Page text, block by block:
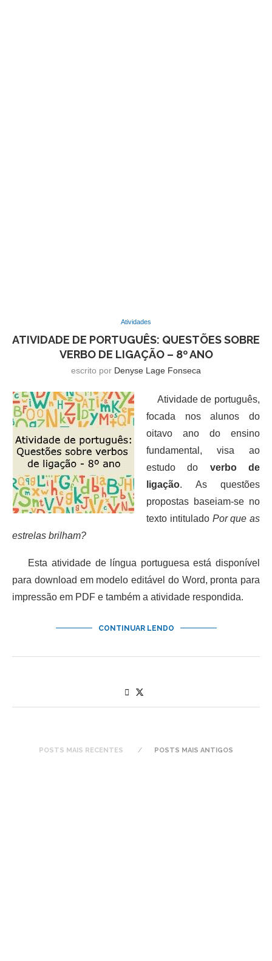
Atividades
ATIVIDADE DE PORTUGUÊS: QUESTÕES SOBRE
VERBO DE LIGAÇÃO – 8º ANO
escrito por Denyse Lage Fonseca
Atividade de português,
focada nos alunos do
oitavo ano do ensino
fundamental, visa ao
estudo do verbo de
ligação. As questões
propostas baseiam-se no
texto intitulado Por que as
estrelas brilham?
Esta atividade de língua portuguesa está disponível
para download em modelo editável do Word, pronta para
impressão em PDF e também a atividade respondida.
CONTINUAR LENDO
POSTS MAIS RECENTES POSTS MAIS ANTIGOS